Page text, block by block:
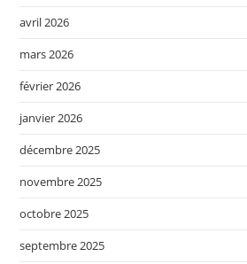
avril 2026
mars 2026
février 2026
janvier 2026
décembre 2025
novembre 2025
octobre 2025
septembre 2025